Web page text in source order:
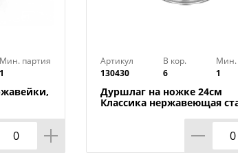
Мин. партия
1
Артикул
130430
В кор.
6
Мин.
1
Дуршлаг на ножке 24см
Классика нержавеющая